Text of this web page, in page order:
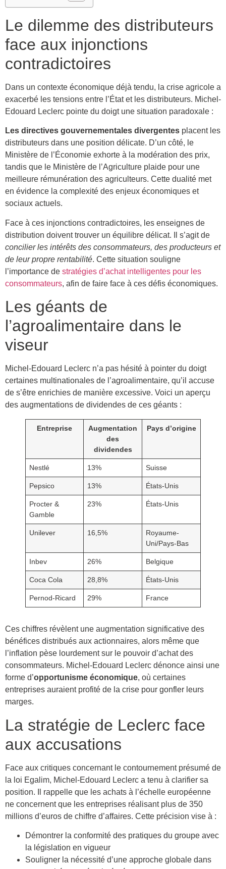
Le dilemme des distributeurs
face aux injonctions
contradictoires
Dans un contexte économique déjà tendu, la crise agricole a
exacerbé les tensions entre l’État et les distributeurs. Michel-
Edouard Leclerc pointe du doigt une situation paradoxale :
Les directives gouvernementales divergentes placent les
distributeurs dans une position délicate. D’un côté, le
Ministère de l’Économie exhorte à la modération des prix,
tandis que le Ministère de l’Agriculture plaide pour une
meilleure rémunération des agriculteurs. Cette dualité met
en évidence la complexité des enjeux économiques et
sociaux actuels.
Face à ces injonctions contradictoires, les enseignes de
distribution doivent trouver un équilibre délicat. Il s’agit de
concilier les intérêts des consommateurs, des producteurs et
de leur propre rentabilité. Cette situation souligne
l’importance de stratégies d’achat intelligentes pour les
consommateurs, afin de faire face à ces défis économiques.
Les géants de
l’agroalimentaire dans le
viseur
Michel-Edouard Leclerc n’a pas hésité à pointer du doigt
certaines multinationales de l’agroalimentaire, qu’il accuse
de s’être enrichies de manière excessive. Voici un aperçu
des augmentations de dividendes de ces géants :
Entreprise
Augmentation
des
dividendes
Pays d’origine
Nestlé 13% Suisse
Pepsico 13% États-Unis
Procter &
Gamble
23% États-Unis
Unilever 16,5%
Royaume-
Uni/Pays-Bas
Inbev 26% Belgique
Coca Cola 28,8% États-Unis
Pernod-Ricard 29% France
Ces chiffres révèlent une augmentation significative des
bénéfices distribués aux actionnaires, alors même que
l’inflation pèse lourdement sur le pouvoir d’achat des
consommateurs. Michel-Edouard Leclerc dénonce ainsi une
forme d’opportunisme économique, où certaines
entreprises auraient profité de la crise pour gonfler leurs
marges.
La stratégie de Leclerc face
aux accusations
Face aux critiques concernant le contournement présumé de
la loi Egalim, Michel-Edouard Leclerc a tenu à clarifier sa
position. Il rappelle que les achats à l’échelle européenne
ne concernent que les entreprises réalisant plus de 350
millions d’euros de chiffre d’affaires. Cette précision vise à :
Démontrer la conformité des pratiques du groupe avec
la législation en vigueur
Souligner la nécessité d’une approche globale dans